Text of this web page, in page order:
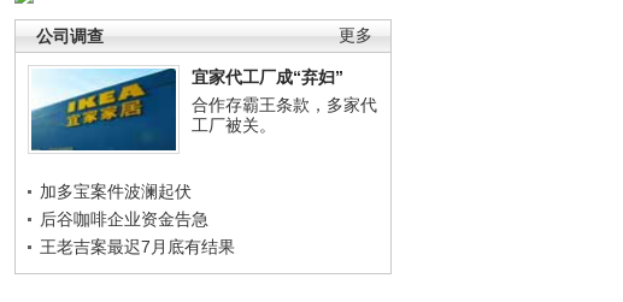
更多
公司调查
宜家代工厂成“弃妇”
合作存霸王条款，多家代
工厂被关。
加多宝案件波澜起伏
后谷咖啡企业资金告急
王老吉案最迟7月底有结果